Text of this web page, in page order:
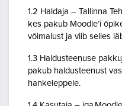
1.2 Haldaja – Tallinna
kes pakub Moodle’i
võimalust ja viib selles
1.3 Haldusteenuse
pakub haldusteenust
hankeleppele.